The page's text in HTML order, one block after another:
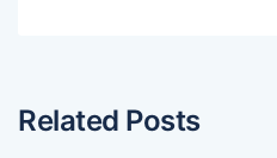
Related Posts